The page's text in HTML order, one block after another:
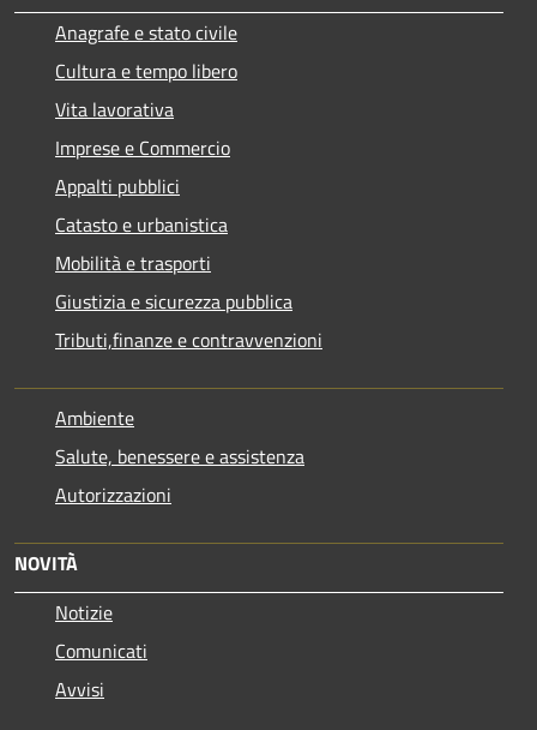
Anagrafe e stato civile
Cultura e tempo libero
Vita lavorativa
Imprese e Commercio
Appalti pubblici
Catasto e urbanistica
Mobilità e trasporti
Giustizia e sicurezza pubblica
Tributi,finanze e contravvenzioni
Ambiente
Salute, benessere e assistenza
Autorizzazioni
NOVITÀ
Notizie
Comunicati
Avvisi